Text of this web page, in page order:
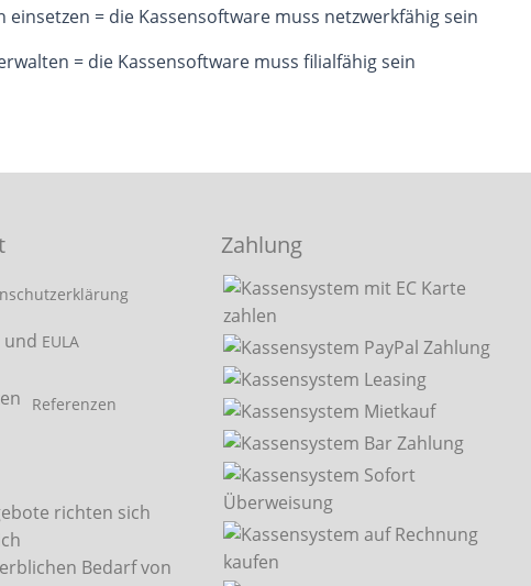
= die Kassensoftware muss netzwerkfähig sein
= die Kassensoftware muss filialfähig sein
und EULA
Referenzen
richten sich
Bedarf von
Zahlung